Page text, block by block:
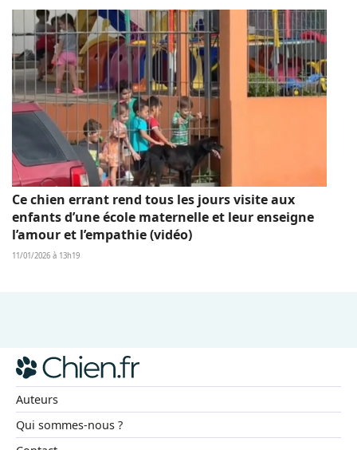
Ce chien errant rend tous les jours visite aux
enfants d’une école maternelle et leur enseigne
l’amour et l’empathie (vidéo)
11/01/2026 à 13h19
Auteurs
Qui sommes-nous ?